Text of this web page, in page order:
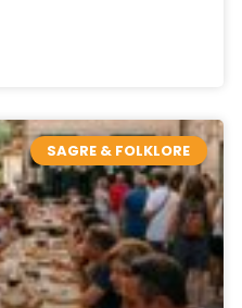
SAGRE & FOLKLORE